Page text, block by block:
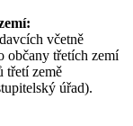
včetně
občany třetích zemí
třetí země
úřad).